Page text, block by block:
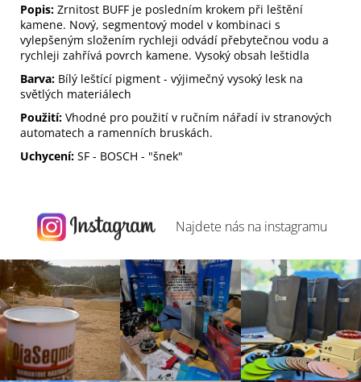
Popis: Zrnitost BUFF je posledním krokem při leštění
kamene. Nový, segmentový model v kombinaci s
vylepšeným složením rychleji odvádí přebytečnou vodu a
rychleji zahřívá povrch kamene. Vysoký obsah leštidla
Barva: Bílý leštící pigment - výjimečný vysoký lesk na
světlých materiálech
Použití: Vhodné pro použití v ručním nářadí iv stranových
automatech a ramenních bruskách.
Uchycení: SF - BOSCH - "šnek"
Najdete nás na instagramu